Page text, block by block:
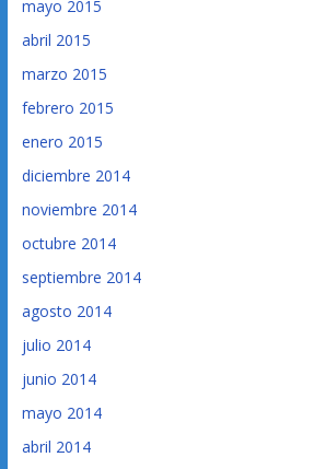
mayo 2015
abril 2015
marzo 2015
febrero 2015
enero 2015
diciembre 2014
noviembre 2014
octubre 2014
septiembre 2014
agosto 2014
julio 2014
junio 2014
mayo 2014
abril 2014